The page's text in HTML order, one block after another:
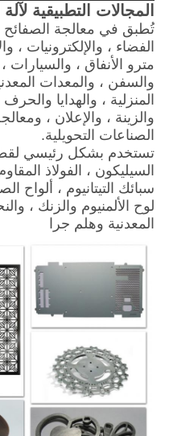
المجالات التطبيقية
تُطبق في معالجة الصفائح
الفضاء ، والإلكترونيات ،
مترو الأنفاق ، والسيارات
والسفن ، والمعدات
المنزلية ، والهدايا
والزينة ، والإعلان ،
الصناعات التحويلية.
تستخدم بشكل رئيسي لقطع
السيليكون ، الفولاذ
سبائك التيتانيوم ، ألواح
لوح الألمنيوم والزنك ،
المعدنية وهلم جرا